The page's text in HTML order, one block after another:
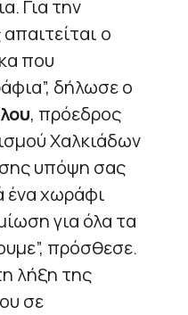
Για την
ο
που
δήλωσε ο
, πρόεδρος
Χαλκιάδων
υπόψη σας
ένα χωράφι
για όλα τα
πρόσθεσε.
λήξη της
σε